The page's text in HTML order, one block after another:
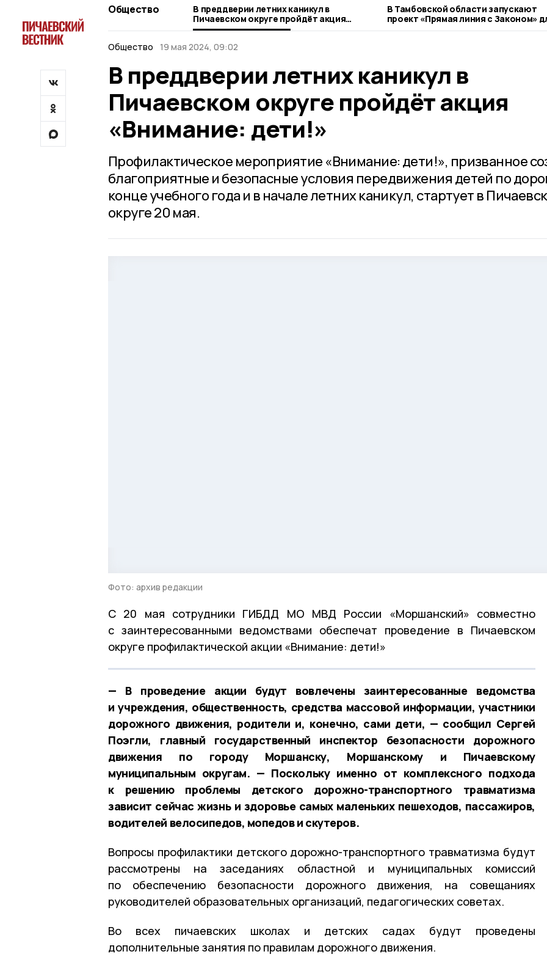
Общество
В преддверии летних каникул в
Пичаевском округе пройдёт акция
«Внимание: дети!»
В Тамбовской области запускают
проект «Прямая линия с Законом»
ветеранов СВО
Общество 19 мая 2024, 09:02
В преддверии летних каникул в
Пичаевском округе пройдёт акция
«Внимание: дети!»
Профилактическое мероприятие «Внимание: дети!», призванное
благоприятные и безопасные условия передвижения детей по
конце учебного года и в начале летних каникул, стартует в
округе 20 мая.
Фото: архив редакции
С 20 мая сотрудники ГИБДД МО МВД России «Моршанский» совместно
с заинтересованными ведомствами обеспечат проведение в Пичаевском
округе профилактической акции «Внимание: дети!»
— В проведение акции будут вовлечены заинтересованные ведомства
и учреждения, общественность, средства массовой информации, участники
дорожного движения, родители и, конечно, сами дети, — сообщил Сергей
Поэгли, главный государственный инспектор безопасности дорожного
движения по городу Моршанску, Моршанскому и Пичаевскому
муниципальным округам. — Поскольку именно от комплексного подхода
к решению проблемы детского дорожно-транспортного травматизма
зависит сейчас жизнь и здоровье самых маленьких пешеходов, пассажиров,
водителей велосипедов, мопедов и скутеров.
Вопросы профилактики детского дорожно-транспортного травматизма будут
рассмотрены на заседаниях областной и муниципальных комиссий
по обеспечению безопасности дорожного движения, на совещаниях
руководителей образовательных организаций, педагогических советах.
Во всех пичаевских школах и детских садах будут проведены
дополнительные занятия по правилам дорожного движения.